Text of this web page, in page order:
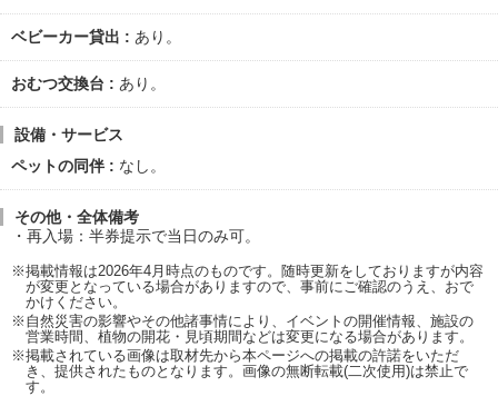
ベビーカー貸出 あり。
おむつ交換台 あり。
設備・サービス
ペットの同伴
なし。
その他・全体備考
再入場：半券提示で当日のみ可。
※掲載情報は2026年4月時点のものです。随時更新をしておりますが内容
が変更となっている場合がありますので、事前にご確認のうえ、おで
かけください。
※自然災害の影響やその他諸事情により、イベントの開催情報、施設の
営業時間、植物の開花・見頃期間などは変更になる場合があります。
※掲載されている画像は取材先から本ページへの掲載の許諾をいただ
き、提供されたものとなります。画像の無断転載(二次使用)は禁止で
す。